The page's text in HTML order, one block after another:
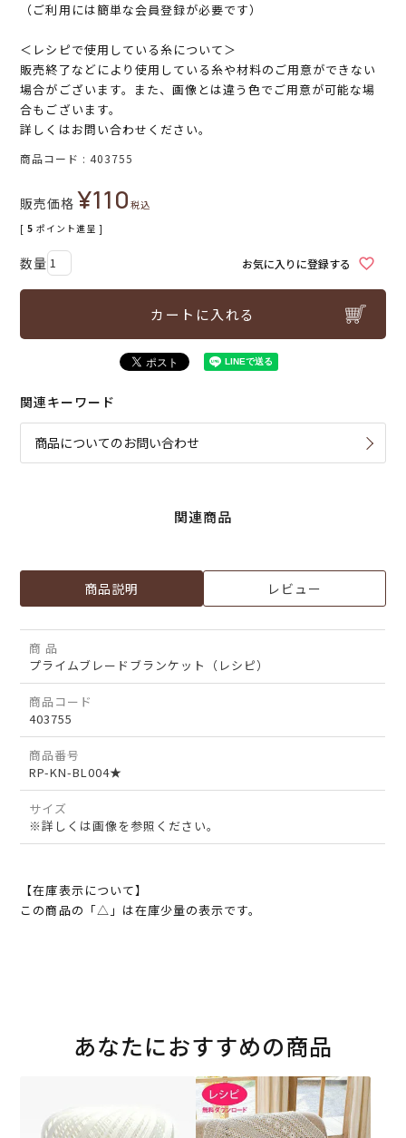
（ご利用には簡単な会員登録が必要です）
＜レシピで使用している糸について＞
販売終了などにより使用している糸や材料のご用意ができない
場合がございます。また、画像とは違う色でご用意が可能な場
合もございます。
詳しくはお問い合わせください。
商品コード 403755
販売価格 ¥110税込
[ 5 ポイント進呈 ]
お気に入りに登録する
カートに入れる
関連キーワード
商品についてのお問い合わせ
関連商品
商品説明 レビュー
商 品
プライムブレードブランケット（レシピ）
商品コード
403755
商品番号
RP-KN-BL004★
サイズ
※詳しくは画像を参照ください。
【在庫表示について】
この商品の「△」は在庫少量の表示です。
あなたにおすすめの商品